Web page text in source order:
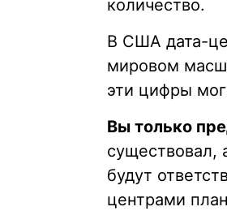
количество.
В США дата-
мировом
эти цифры
Вы только
существовал,
будут
центрами